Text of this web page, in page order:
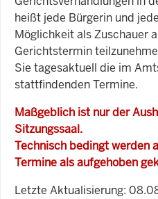
heißt jede Bürgerin und
Möglichkeit als Zuschauer
Gerichtstermin
Sie tagesaktuell die im
stattfindenden Termine.
Maßgeblich ist nur der
Sitzungssaal.
Technisch bedingt werden
Termine als aufgehoben
Letzte Aktualisierung: